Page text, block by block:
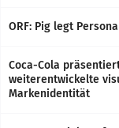
ORF: Pig legt
Coca-Cola
weiterentwickelte
Markenidentität